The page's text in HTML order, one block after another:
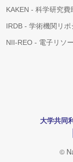
KAKEN - 科学研究
IRDB - 学術機関リ
NII-REO - 電子リソ
大学共同
©